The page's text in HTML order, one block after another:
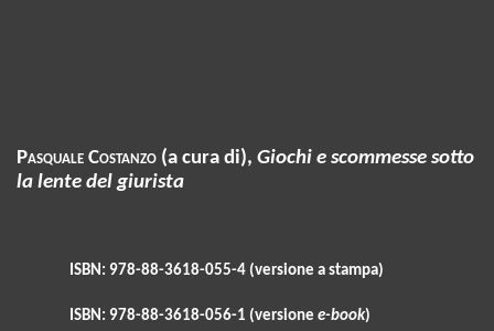
Pasquale Costanzo (a cura di), Giochi e scommesse sotto
la lente del giurista
ISBN: 978-88-3618-055-4 (versione a stampa)
ISBN: 978-88-3618-056-1 (versione e-book)